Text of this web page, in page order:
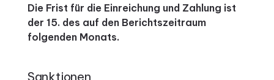
Die Frist für die Einreichung und Zahlung ist
der 15. des auf den Berichtszeitraum
folgenden Monats.
Sanktionen